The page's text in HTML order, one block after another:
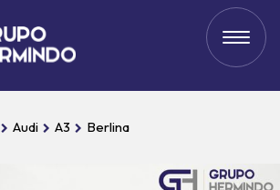
Audi A3 Berlina